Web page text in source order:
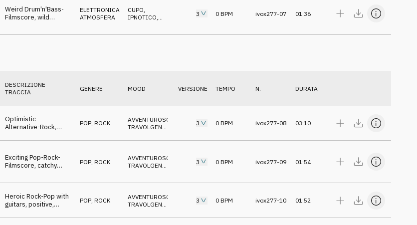
Weird Drum'n'Bass-
Filmscore, wild
dark atmo
ELETTRONICA
ATMOSFERA
CUPO,
IPNOTICO,
3 0 BPM ivox277-07 01:36
DESCRIZIONE
TRACCIA
GENERE MOOD VERSIONE TEMPO N. DURATA
Optimistic
Alternative-Rock,
guitar, finally
POP, ROCK AVVENTUROSO
TRAVOLGENTE
3 0 BPM ivox277-08 03:10
Exciting Pop-Rock-
Filmscore, catchy
expectant atmo
POP ROCK AVVENTUROSO
TRAVOLGENTE
3 0 BPM ivox277-09 01:54
Heroic Rock-Pop with
guitars, positive,
encouraging, winner
POP, ROCK AVVENTUROSO
TRAVOLGENTE
3 0 BPM ivox277-10 01:52